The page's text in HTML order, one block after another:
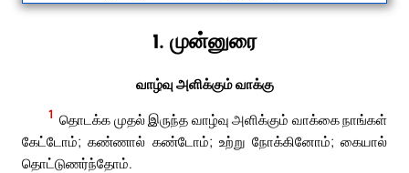
1. முன்னுரை
வாழ்வு அளிக்கும் வாக்கு
1 தொடக்க முதல் இருந்த வாழ்வு அளிக்கும் வாக்கை நாங்கள்
கேட்டோம்; கண்ணால் கண்டோம்; உற்று நோக்கினோம்; கையால்
தொட்டுணர்ந்தோம்.